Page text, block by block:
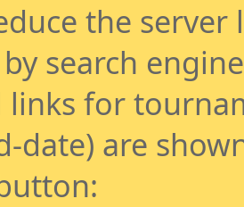
the
search
links for
date) are